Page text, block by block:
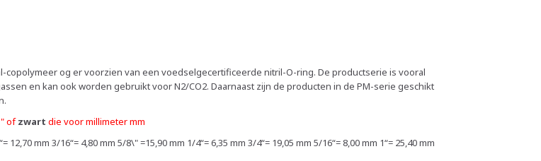
og er voorzien van een voedselgecertificeerde nitril-O-ring. De productserie is vooral
en kan ook worden gebruikt voor N2/CO2. Daarnaast zijn de producten in de PM-serie geschikt
" of zwart die voormillimeter mm
mm 3/16“= 4,80 mm 5/8\" =15,90 mm 1/4“= 6,35 mm 3/4“= 19,05 mm 5/16“= 8,00 mm 1“= 25,40 mm